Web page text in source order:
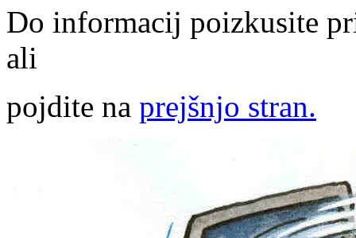
Do informacij poizkusite
ali
pojdite na prejšnjo stran.